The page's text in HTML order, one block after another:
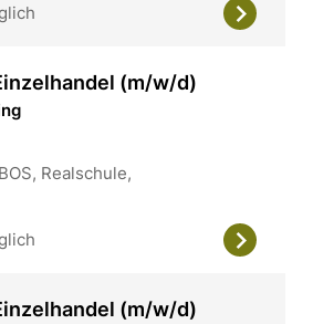
(m/w/d)
Realschule,
(m/w/d)